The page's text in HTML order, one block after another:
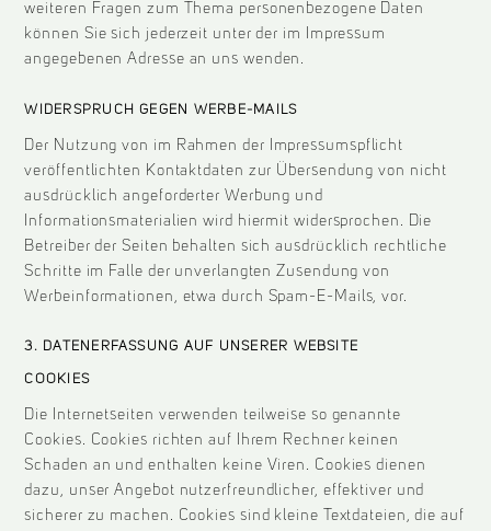
weiteren Fragen zum Thema personenbezogene Daten
können Sie sich jederzeit unter der im Impressum
angegebenen Adresse an uns wenden.
WIDERSPRUCH GEGEN WERBE-MAILS
Der Nutzung von im Rahmen der Impressumspflicht
veröffentlichten Kontaktdaten zur Übersendung von nicht
ausdrücklich angeforderter Werbung und
Informationsmaterialien wird hiermit widersprochen. Die
Betreiber der Seiten behalten sich ausdrücklich rechtliche
Schritte im Falle der unverlangten Zusendung von
Werbeinformationen, etwa durch Spam-E-Mails, vor.
3. DATENERFASSUNG AUF UNSERER WEBSITE
COOKIES
Die Internetseiten verwenden teilweise so genannte
Cookies. Cookies richten auf Ihrem Rechner keinen
Schaden an und enthalten keine Viren. Cookies dienen
dazu, unser Angebot nutzerfreundlicher, effektiver und
sicherer zu machen. Cookies sind kleine Textdateien, die auf